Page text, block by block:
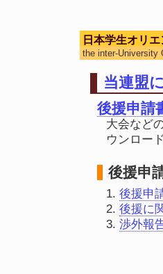
日本学生オリ
the inter-University
当連盟
後援申請
大会など
ウンロー
後援申
後援申
後援に
渉外報